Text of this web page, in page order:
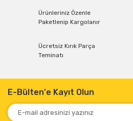
Ürünleriniz Özenle
Paketlenip Kargolanır
Ücretsiz Kırık Parça
Teminatı
E-Bülten'e Kayıt Olun